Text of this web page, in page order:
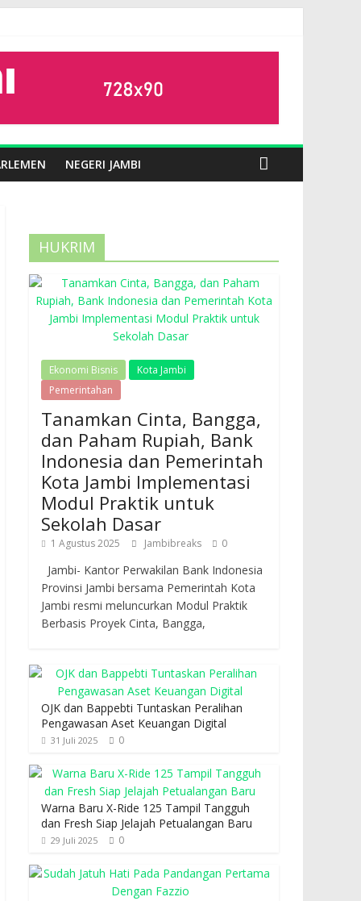
NEGERI JAMBI
HUKRIM
Ekonomi Bisnis
Kota Jambi
Pemerintahan
Tanamkan Cinta, Bangga,
dan Paham Rupiah, Bank
Indonesia dan Pemerintah
Kota Jambi Implementasi
Modul Praktik untuk
Sekolah Dasar
1 Agustus 2025 Jambibreaks 0
Jambi- Kantor Perwakilan Bank Indonesia
Provinsi Jambi bersama Pemerintah Kota
Jambi resmi meluncurkan Modul Praktik
Berbasis Proyek Cinta, Bangga,
OJK dan Bappebti Tuntaskan Peralihan
Pengawasan Aset Keuangan Digital
31 Juli 2025 0
Warna Baru X-Ride 125 Tampil Tangguh
dan Fresh Siap Jelajah Petualangan Baru
29 Juli 2025 0